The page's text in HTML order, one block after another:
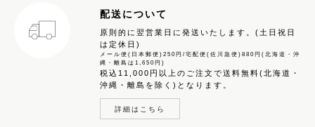
配送について
原則的に翌営業日に発送いたします。(土日祝日
は定休日)
メール便(日本郵便)250円/宅配便(佐川急便)880円(北海道・沖
縄・離島は1,650円)
税込11,000円以上のご注文で送料無料(北海道・
沖縄・離島を除く)となります。
詳細はこちら